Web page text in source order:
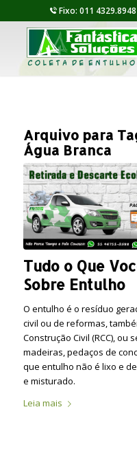
Fixo: 011
Arquivo para
Água Branca
Tudo o Que
Sobre Entulho
O entulho é o resíduo
civil ou de reformas,
Construção Civil (RCC), ou
madeiras, pedaços de
que entulho não é lixo e
e misturado.
Leia mais